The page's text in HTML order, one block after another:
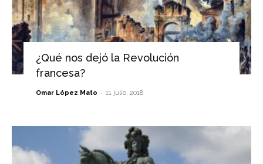
¿Qué nos dejó la Revolución
francesa?
Omar López Mato - 11 julio, 2018